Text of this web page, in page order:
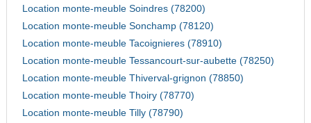
Location monte-meuble Soindres (78200)
Location monte-meuble Sonchamp (78120)
Location monte-meuble Tacoignieres (78910)
Location monte-meuble Tessancourt-sur-aubette (78250)
Location monte-meuble Thiverval-grignon (78850)
Location monte-meuble Thoiry (78770)
Location monte-meuble Tilly (78790)